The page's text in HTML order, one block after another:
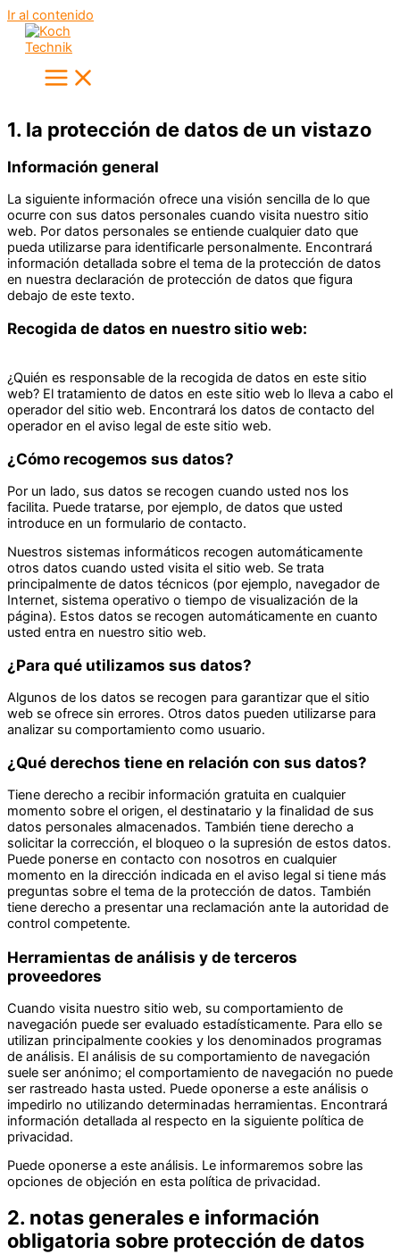
Ir al contenido
1. la protección de datos de un vistazo
Información general
La siguiente información ofrece una visión sencilla de lo que
ocurre con sus datos personales cuando visita nuestro sitio
web. Por datos personales se entiende cualquier dato que
pueda utilizarse para identificarle personalmente. Encontrará
información detallada sobre el tema de la protección de datos
en nuestra declaración de protección de datos que figura
debajo de este texto.
Recogida de datos en nuestro sitio web:
¿Quién es responsable de la recogida de datos en este sitio
web? El tratamiento de datos en este sitio web lo lleva a cabo el
operador del sitio web. Encontrará los datos de contacto del
operador en el aviso legal de este sitio web.
¿Cómo recogemos sus datos?
Por un lado, sus datos se recogen cuando usted nos los
facilita. Puede tratarse, por ejemplo, de datos que usted
introduce en un formulario de contacto.
Nuestros sistemas informáticos recogen automáticamente
otros datos cuando usted visita el sitio web. Se trata
principalmente de datos técnicos (por ejemplo, navegador de
Internet, sistema operativo o tiempo de visualización de la
página). Estos datos se recogen automáticamente en cuanto
usted entra en nuestro sitio web.
¿Para qué utilizamos sus datos?
Algunos de los datos se recogen para garantizar que el sitio
web se ofrece sin errores. Otros datos pueden utilizarse para
analizar su comportamiento como usuario.
¿Qué derechos tiene en relación con sus datos?
Tiene derecho a recibir información gratuita en cualquier
momento sobre el origen, el destinatario y la finalidad de sus
datos personales almacenados. También tiene derecho a
solicitar la corrección, el bloqueo o la supresión de estos datos.
Puede ponerse en contacto con nosotros en cualquier
momento en la dirección indicada en el aviso legal si tiene más
preguntas sobre el tema de la protección de datos. También
tiene derecho a presentar una reclamación ante la autoridad de
control competente.
Herramientas de análisis y de terceros
proveedores
Cuando visita nuestro sitio web, su comportamiento de
navegación puede ser evaluado estadísticamente. Para ello se
utilizan principalmente cookies y los denominados programas
de análisis. El análisis de su comportamiento de navegación
suele ser anónimo; el comportamiento de navegación no puede
ser rastreado hasta usted. Puede oponerse a este análisis o
impedirlo no utilizando determinadas herramientas. Encontrará
información detallada al respecto en la siguiente política de
privacidad.
Puede oponerse a este análisis. Le informaremos sobre las
opciones de objeción en esta política de privacidad.
2. notas generales e información
obligatoria sobre protección de datos